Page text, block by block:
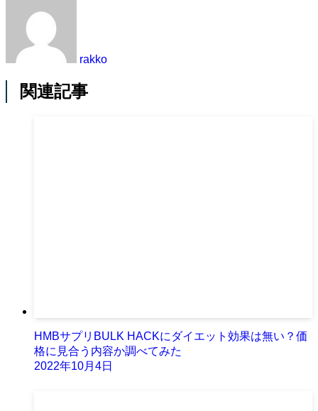
rakko
関連記事
HMBサプリBULK HACKにダイエット効果は無い？価
格に見合う内容か調べてみた
2022年10月4日